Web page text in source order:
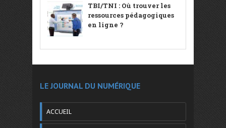
TBI/TNI : Où trouver les
ressources pédagogiques
en ligne ?
LE JOURNAL DU NUMÉRIQUE
ACCUEIL